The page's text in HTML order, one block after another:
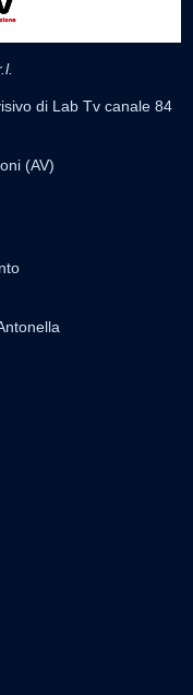
di Lab Tv canale 84
(AV)